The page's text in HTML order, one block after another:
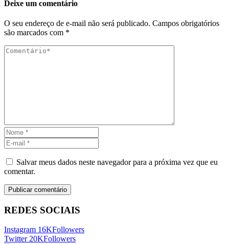
Deixe um comentário
O seu endereço de e-mail não será publicado. Campos obrigatórios
são marcados com *
Salvar meus dados neste navegador para a próxima vez que eu
comentar.
REDES SOCIAIS
Instagram 16KFollowers
Twitter 20KFollowers